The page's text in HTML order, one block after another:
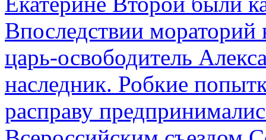
Впоследствии мораторий
царь-освободитель
наследник. Робкие
расправу